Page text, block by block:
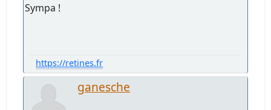
Sympa !
https://retines.fr
ganesche